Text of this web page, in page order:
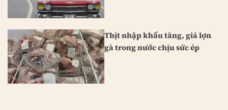
Thịt nhập khẩu tăng, giá lợn
gà trong nước chịu sức ép